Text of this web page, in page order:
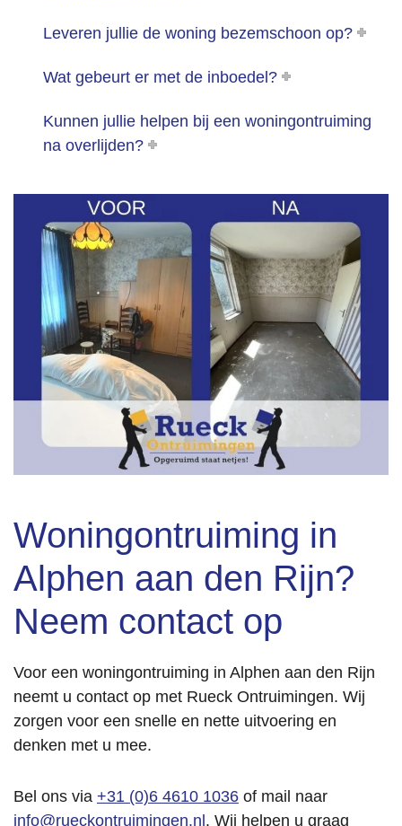
van
aanbe
Leveren jullie de woning bezemschoon op?
Wat gebeurt er met de inboedel?
Kunnen jullie helpen bij een woningontruiming
na overlijden?
Woningontruiming in
Alphen aan den Rijn?
Neem contact op
Voor een woningontruiming in Alphen aan den Rijn
neemt u contact op met Rueck Ontruimingen. Wij
zorgen voor een snelle en nette uitvoering en
denken met u mee.
Bel ons via +31 (0)6 4610 1036 of mail naar
info@rueckontruimingen.nl . Wij helpen u graag